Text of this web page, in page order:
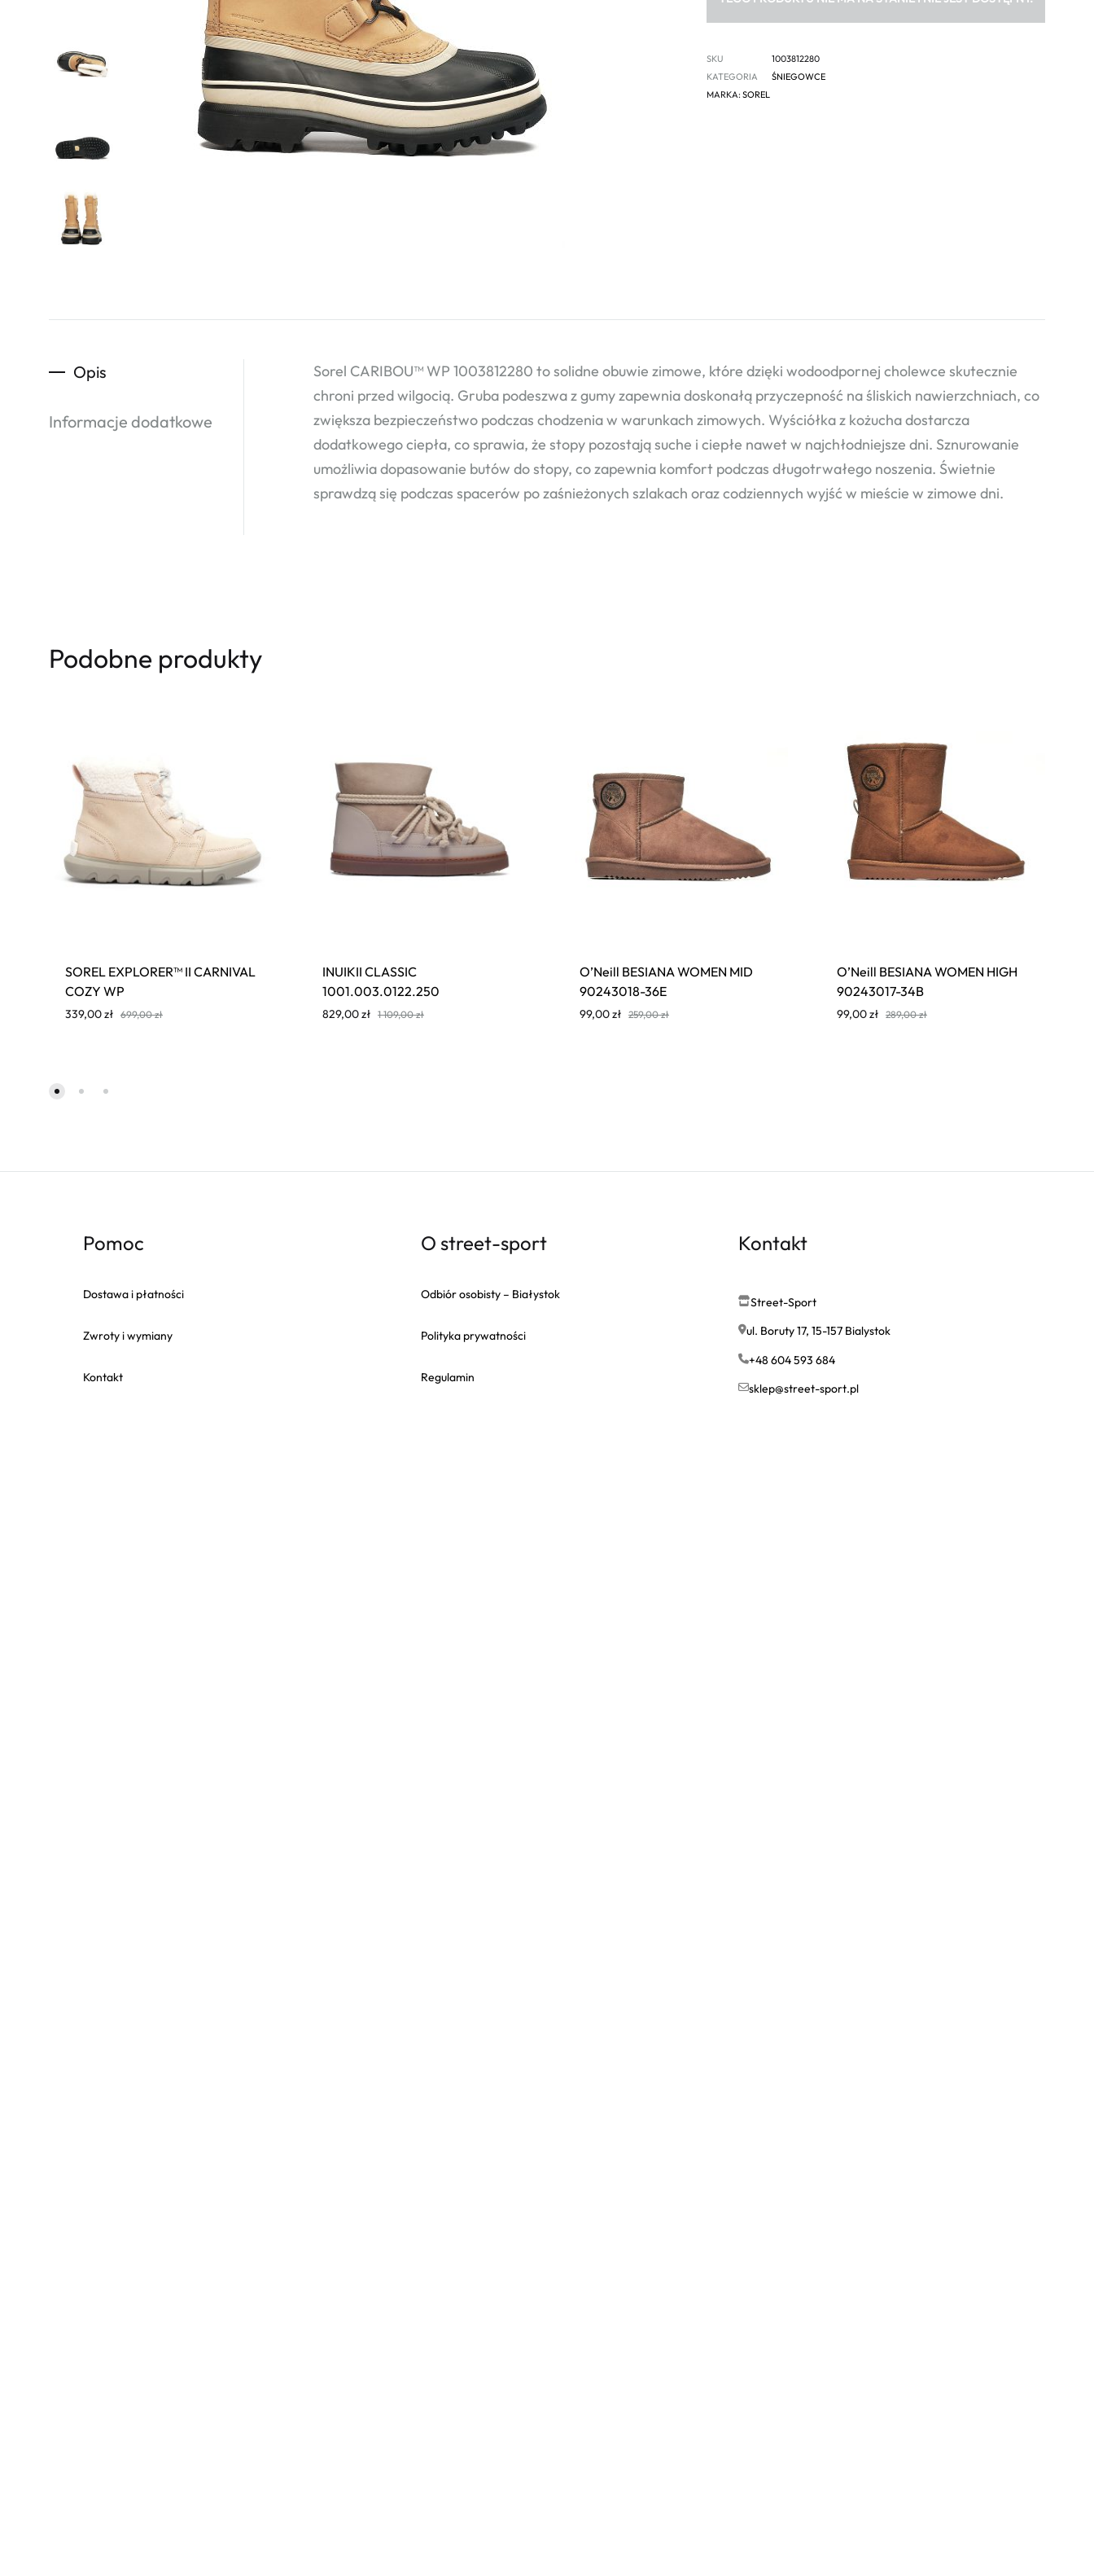
SKU
1003812280
KATEGORIA
ŚNIEGOWCE
MARKA: SOREL
Opis
Informacje dodatkowe
Sorel CARIBOU™ WP 1003812280 to solidne obuwie zimowe, które dzięki wodoodpornej cholewce skutecznie
chroni przed wilgocią. Gruba podeszwa z gumy zapewnia doskonałą przyczepność na śliskich nawierzchniach, co
zwiększa bezpieczeństwo podczas chodzenia w warunkach zimowych. Wyściółka z kożucha dostarcza
dodatkowego ciepła, co sprawia, że stopy pozostają suche i ciepłe nawet w najchłodniejsze dni. Sznurowanie
umożliwia dopasowanie butów do stopy, co zapewnia komfort podczas długotrwałego noszenia. Świetnie
sprawdzą się podczas spacerów po zaśnieżonych szlakach oraz codziennych wyjść w mieście w zimowe dni.
Podobne produkty
SOREL EXPLORER™ II CARNIVAL
COZY WP
339,00zł 699,00zł
INUIKII CLASSIC
1001.003.0122.250
829,00zł 1 109,00zł
O’Neill BESIANA WOMEN MID
90243018-36E
99,00zł 259,00zł
O’Neill BESIANA WOMEN HIGH
90243017-34B
99,00zł 289,00zł
Pomoc
Dostawa i płatności
Zwroty i wymiany
Kontakt
O street-sport
Odbiór osobisty – Białystok
Polityka prywatności
Regulamin
Kontakt
Street-Sport
ul. Boruty 17, 15-157 Bialystok
+48 604 593 684
sklep@street-sport.pl